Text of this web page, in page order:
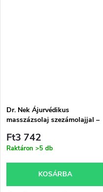
Dr. Nek Ájurvédikus
masszázsolaj szezámolajjal –
Ft3 742
Raktáron >5 db
KOSÁRBA